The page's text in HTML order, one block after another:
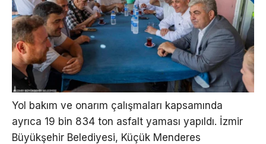
Yol bakım ve onarım çalışmaları kapsamında
ayrıca 19 bin 834 ton asfalt yaması yapıldı. İzmir
Büyükşehir Belediyesi, Küçük Menderes